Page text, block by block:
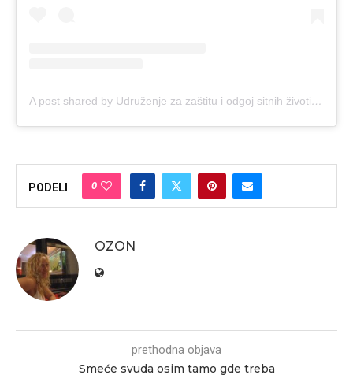
A post shared by Udruženje za zaštitu i odgoj sitnih životinja Sremska Mitrovica (@odgajivacism)
PODELI 0
OZON
prethodna objava
Smeće svuda osim tamo gde treba